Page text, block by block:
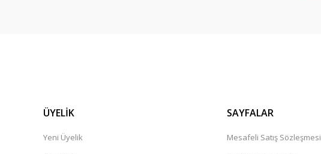
Güner Aydın | 19/10/2024
ÜYELİK
Yeni Üyelik
SAYFALAR
Mesafeli Satış Sözleşmesi